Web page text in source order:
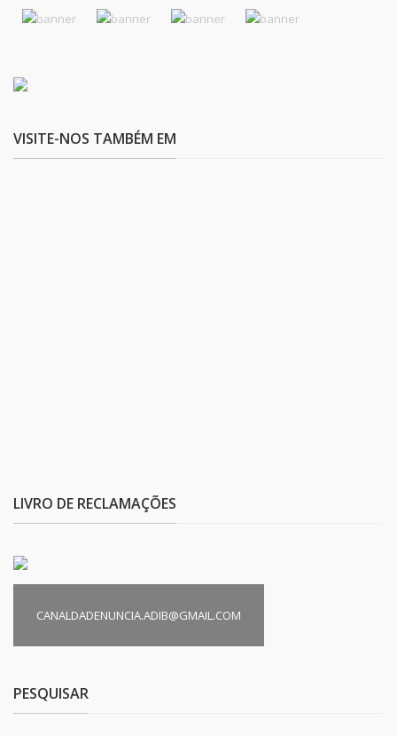
VISITE-NOS TAMBÉM EM
LIVRO DE RECLAMAÇÕES
CANALDADENUNCIA.ADIB@GMAIL.COM
PESQUISAR